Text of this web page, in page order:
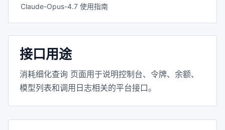
Claude-Opus-4.7 使用指南
接口用途
消耗细化查询 页面用于说明控制台、令牌、余额、
模型列表和调用日志相关的平台接口。